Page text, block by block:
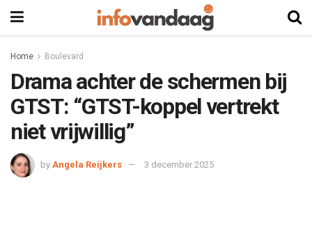
Home Boulevard
Drama achter de schermen bij
GTST: “GTST-koppel vertrekt
niet vrijwillig”
by Angela Reijkers 3 december 2025